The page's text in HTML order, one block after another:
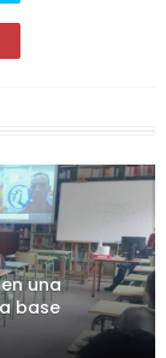
una
base